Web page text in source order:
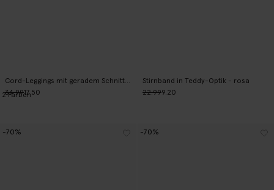
Cord-Leggings mit geradem Schnitt - lila
34.9917.50
2Farben
Stirnband in Teddy-Optik - rosa
22.999.20
-70% -70%